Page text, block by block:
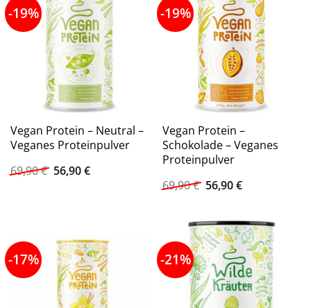
-19%
Vegan Protein – Neutral –
Veganes Proteinpulver
69,90€ Ursprünglicher
Preis
56,90€Aktueller
-19%
Vegan Protein –
Schokolade – Veganes
Proteinpulver
69,90€ Ursprünglicher
Preis
69,90 €
56,90€Aktueller
56,90 €.
-17% -21%